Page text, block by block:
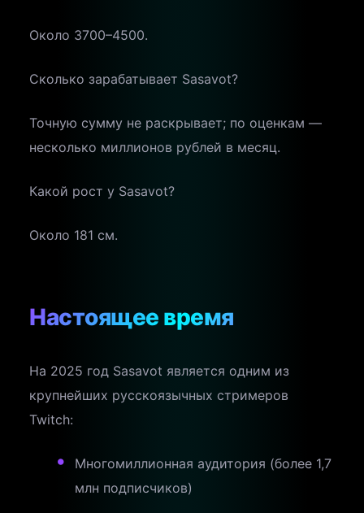
Около 3700–4500.
Сколько зарабатывает Sasavot?
Точную сумму не раскрывает; по оценкам —
несколько миллионов рублей в месяц.
Какой рост у Sasavot?
Около 181 см.
Настоящее время
На 2025 год Sasavot является одним из
крупнейших русскоязычных стримеров
Twitch:
Многомиллионная аудитория (более 1,7
млн подписчиков)